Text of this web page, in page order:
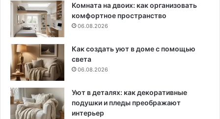
Комната на двоих: как организовать
комфортное пространство
06.08.2026
Как создать уют в доме с помощью
света
06.08.2026
Уют в деталях: как декоративные
подушки и пледы преображают
интерьер